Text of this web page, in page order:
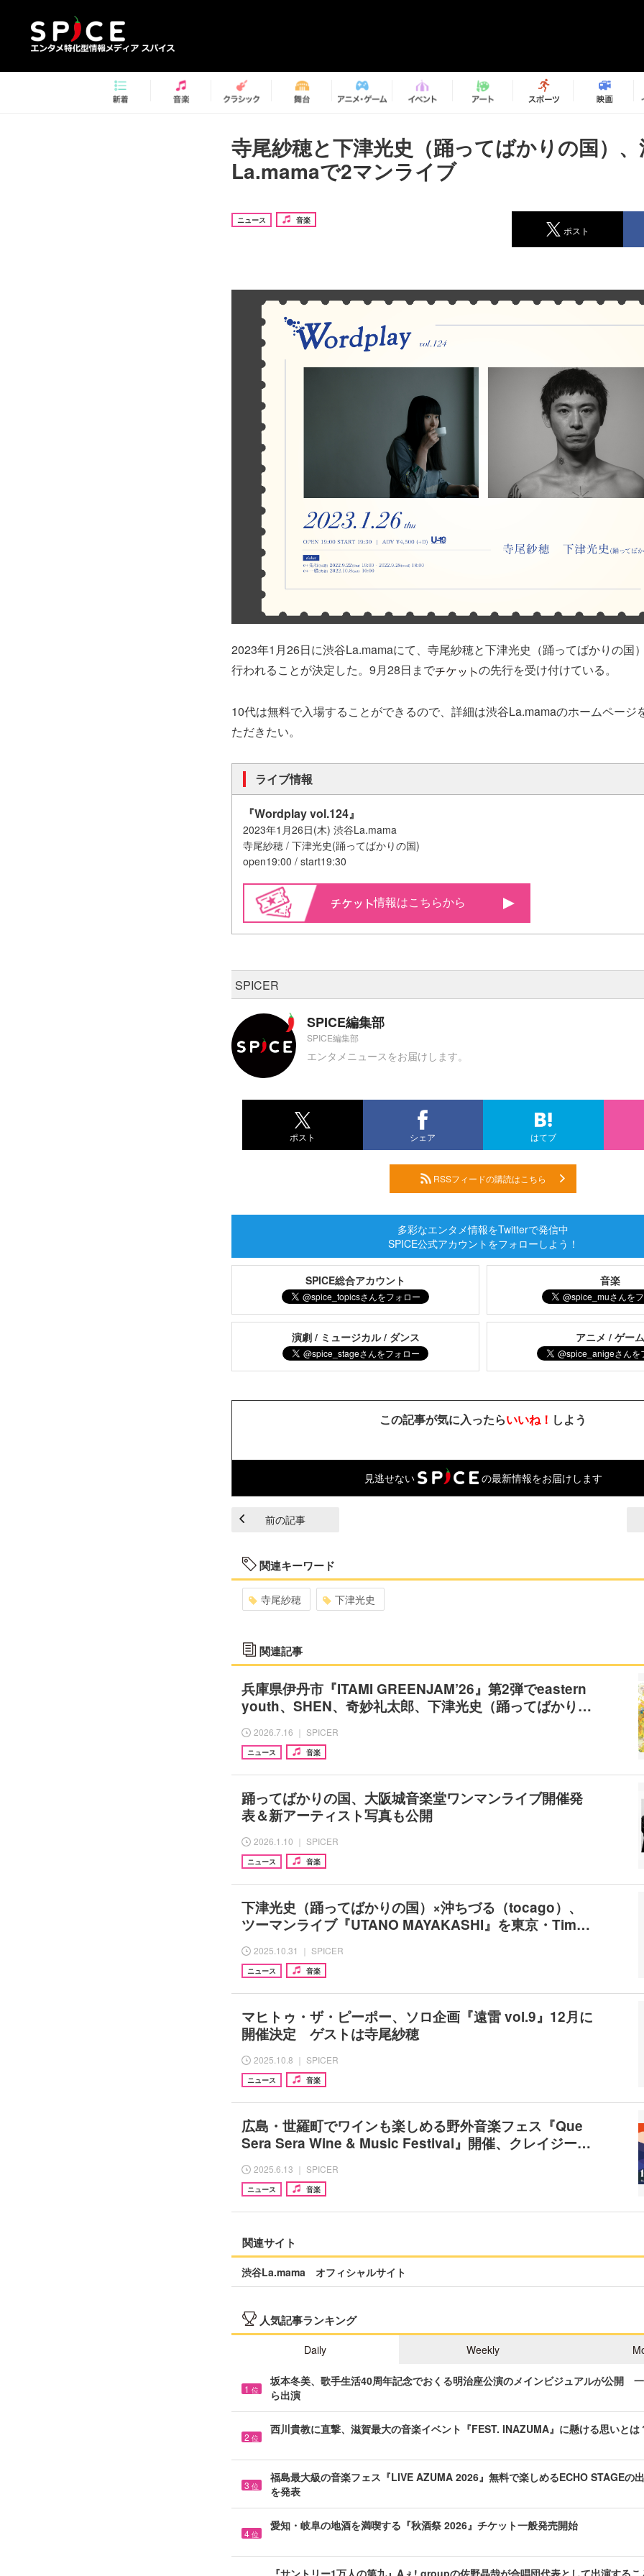
寺尾紗穂と下津光史（踊ってばかりの国）
La.mamaで2マンライブ
ニュース 音楽
ポスト
2023年1月26日に渋谷La.mamaにて、寺尾紗穂と下津光史（踊ってばかりの国
行われることが決定した。9月28日まで
の先行を受け付けている。
10代は無料で入場することができるので、詳細は渋谷La.mamaのホームページ
ただきたい。
ライブ情報
『Wordplay vol.124』
2023年1月26日(木) 渋谷La.mama
寺尾紗穂 / 下津光史(踊ってばかりの国)
open19:00 / start19:30
情報はこちらから
SPICER
SPICE編集部
SPICE編集部
エンタメニュースをお届けします。
ポスト シェア はてブ
RSSフィードの購読はこちら
多彩なエンタメ情報をTwitterで発信中
SPICE公式アカウントをフォローしよう！
SPICE総合アカウント 音楽
演劇 / ミュージカル / ダンス アニメ / ゲー
この記事が気に入ったらいいね！ しよう
見逃せない の最新情報をお届けします
前の記事
関連キーワード
寺尾紗穂 下津光史
関連記事
兵庫県伊丹市『ITAMI GREENJAM’26』第2弾でeastern
youth、SHEN、奇妙礼太郎、下津光史（踊ってばかり…
2026.7.16 ｜ SPICER
ニュース 音楽
踊ってばかりの国、大阪城音楽堂ワンマンライブ開催発
表＆新アーティスト写真も公開
2026.1.10 ｜ SPICER
ニュース 音楽
下津光史（踊ってばかりの国）×沖ちづる（tocago）、
ツーマンライブ『UTANO MAYAKASHI』を東京・Tim…
2025.10.31 ｜ SPICER
ニュース 音楽
マヒトゥ・ザ・ピーポー、ソロ企画『遠雷 vol.9』12月に
開催決定 ゲストは寺尾紗穂
2025.10.8 ｜ SPICER
ニュース 音楽
広島・世羅町でワインも楽しめる野外音楽フェス『Que
Sera Sera Wine & Music Festival』開催、クレイジー…
2025.6.13 ｜ SPICER
ニュース 音楽
関連サイト
渋谷La.mama オフィシャルサイト
人気記事ランキング
Daily Weekly
1 位
坂本冬美、歌手生活40周年記念でおくる明治座公演のメインビジュアルが公開
ら出演
2 位
西川貴教に直撃、滋賀最大の音楽イベント『FEST. INAZUMA』に懸ける思いとは
3 位
福島最大級の音楽フェス『LIVE AZUMA 2026』無料で楽しめるECHO STAGEの
を発表
4 位
愛知・岐阜の地酒を満喫する『秋酒祭 2026』チケット一般発売開始